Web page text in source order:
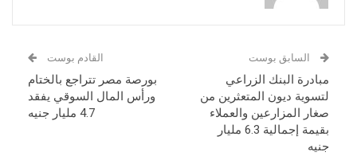
السابق بوست
مبادرة البنك الزراعي
لتسوية ديون المتعثرين من
صغار المزارعين والعملاء
بقيمة إجمالية 6.3 مليار
جنيه
القادم بوست
بورصة مصر تتراجع بالختام
ورأس المال السوقي يفقد
4.7 مليار جنيه